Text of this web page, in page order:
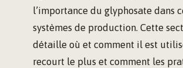
l’importance du glyphosate dans
systèmes de production. Cette
détaille où et comment il est
recourt le plus et comment les